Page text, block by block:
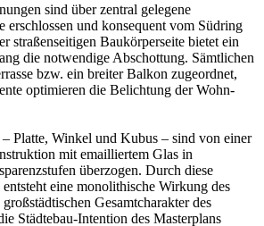
sind über zentral gelegene
erschlossen und konsequent vom Südring
straßenseitigen Baukörperseite bietet ein
die notwendige Abschottung. Sämtlichen
bzw. ein breiter Balkon zugeordnet,
optimieren die Belichtung der Wohn-
Platte, Winkel und Kubus – sind von einer
mit emailliertem Glas in
überzogen. Durch diese
eine monolithische Wirkung des
Gesamtcharakter des
Städtebau-Intention des Masterplans